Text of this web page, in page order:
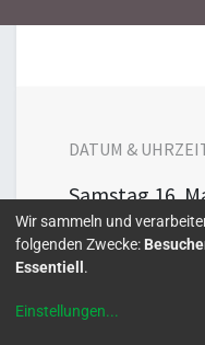
DATUM &
Samstag16.
10:00 18:00
Europe/Berlin
Zu Kalender
Wir sammeln und
folgenden Zwecke:
Essentiell .
Einstellungen...